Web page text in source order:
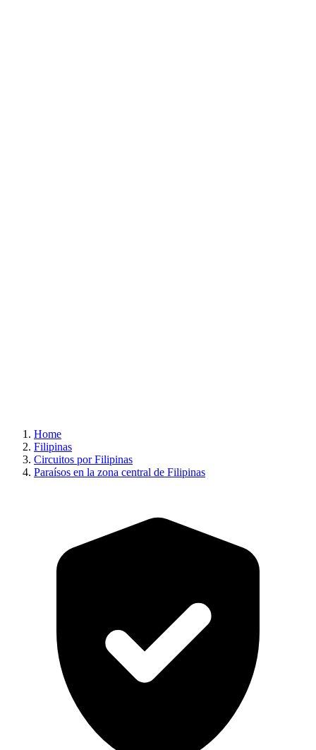
Home
Filipinas
Circuitos por Filipinas
Paraísos en la zona central de Filipinas